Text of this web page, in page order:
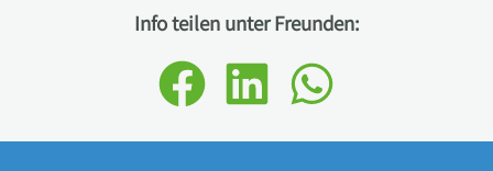
Info teilen unter Freunden: